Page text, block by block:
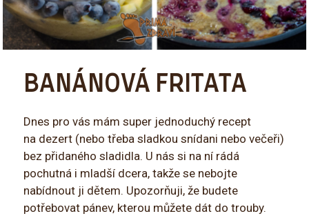
BANÁNOVÁ FRITATA
Dnes pro vás mám super jednoduchý recept
na dezert (nebo třeba sladkou snídani nebo večeři)
bez přidaného sladidla. U nás si na ní rádá
pochutná i mladší dcera, takže se nebojte
nabídnout ji dětem. Upozorňuji, že budete
potřebovat pánev, kterou můžete dát do trouby.